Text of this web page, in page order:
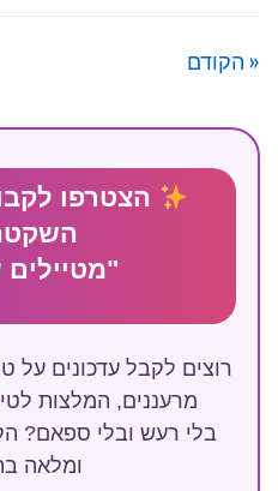
« הקודם
הצטרפו
רוצים לקבל עדכונים על
מרעננים, המלצות
בלי רעש ובלי ספאם?
ומלאה